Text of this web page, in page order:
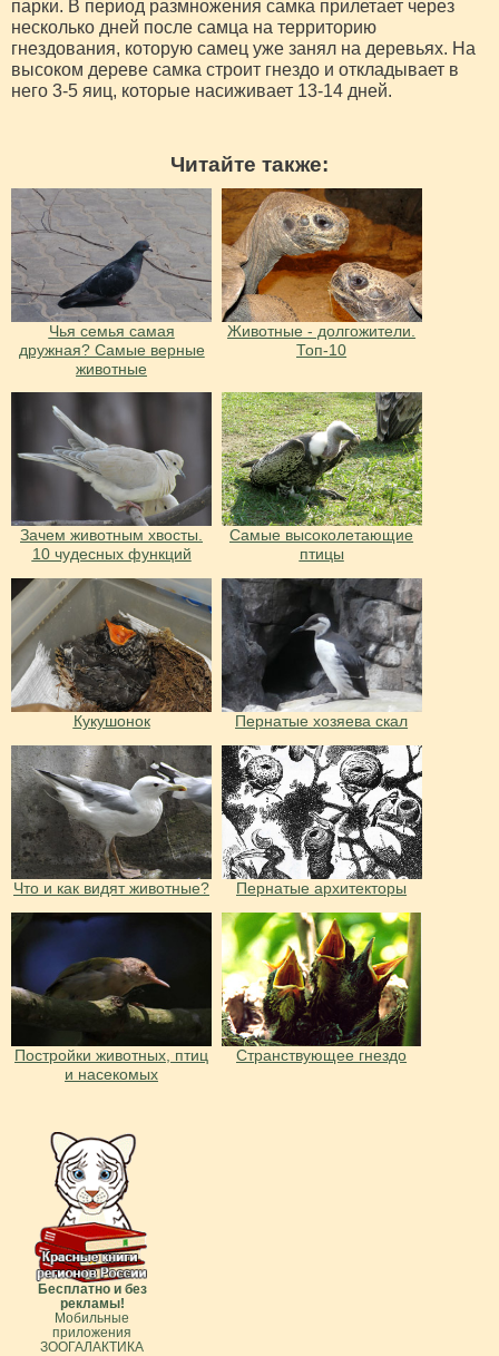
парки. В период размножения самка прилетает через
несколько дней после самца на территорию
гнездования, которую самец уже занял на деревьях. На
высоком дереве самка строит гнездо и откладывает в
него 3-5 яиц, которые насиживает 13-14 дней.
Читайте также:
Чья семья самая
дружная? Самые верные
животные
Животные - долгожители.
Топ-10
Зачем животным хвосты.
10 чудесных функций
Самые высоколетающие
птицы
Кукушонок Пернатые хозяева скал
Что и как видят животные? Пернатые архитекторы
Постройки животных, птиц
и насекомых
Странствующее гнездо
Бесплатно и без
рекламы!
Мобильные
приложения
ЗООГАЛАКТИКА